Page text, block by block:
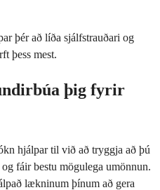
þér að líða sjálfstrauðari og
þess mest.
þig fyrir
hjálpar til við að tryggja að þú
fáir bestu mögulega umönnun.
lækninum þínum að gera